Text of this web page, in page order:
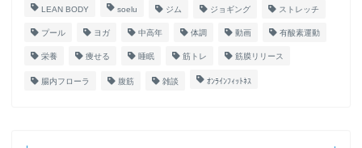
LEAN BODY soelu ジム ジョギング ストレッチ
プール ヨガ 中高年 体調 動画 有酸素運動
栄養 痩せる 睡眠 筋トレ 筋膜リリース
腸内フローラ 腹筋 雑談 ｵﾝﾗｲﾝﾌｨｯﾄﾈｽ